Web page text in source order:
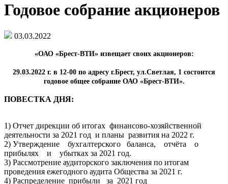
Годовое собрание акционеров
03.03.2022
«ОАО «Брест-ВТИ» извещает своих акционеров:
29.03.2022 г. в 12-00 по адресу г.Брест, ул.Светлая, 1 состоится
годовое общее собрание ОАО «Брест-ВТИ».
ПОВЕСТКА ДНЯ:
1) Отчет дирекции об итогах финансово-хозяйственной
деятельности за 2021 год и планы развития на 2022 г.
2) Утверждение бухгалтерского баланса, отчёта о
прибылях и убытках за 2021 год.
3) Рассмотрение аудиторского заключения по итогам
проведения ежегодного аудита Общества за 2021 г.
4) Распределение прибыли за 2021 год